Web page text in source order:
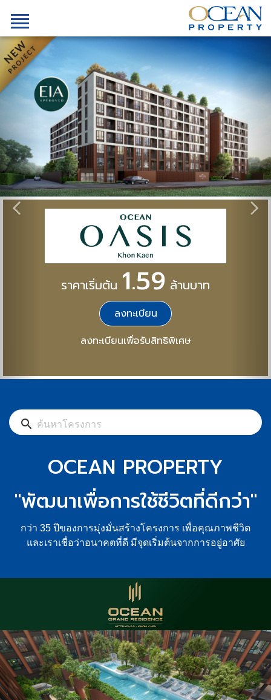
ราคาเริ่มต้น 1.59 ล้านบาท
ลงทะเบียน
ลงทะเบียนเพื่อรับสิทธิพิเศษ
search
OCEAN PROPERTY
"พัฒนาเพื่อการใช้ชีวิตที่ดีกว่า"
กว่า 35 ปีของการมุ่งมั่นสร้างโครงการ เพื่อคุณภาพชีวิต
และเราเชื่อว่าอนาคตที่ดี มีจุดเริ่มต้นจากการอยู่อาศัย